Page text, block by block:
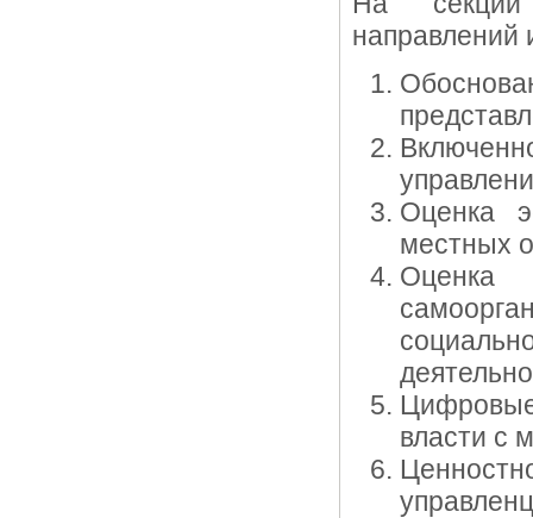
направлений
Оценка
местных
Оценка
власти с